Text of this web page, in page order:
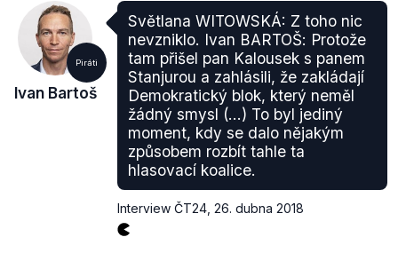
registrovaní uživatelé, tedy pouze orgány veřejné
moci. Demagog.cz do této skupiny nespadá,
nemůžeme proto objektivně zhodnotit pravdivost či
nepravdivost výroku pirátského předsedy.
Piráti
Ivan Bartoš
Světlana WITOWSKÁ: Z toho nic
nevzniklo. Ivan BARTOŠ: Protože
tam přišel pan Kalousek s panem
Stanjurou a zahlásili, že zakládají
Demokratický blok, který neměl
žádný smysl (...) To byl jediný
moment, kdy se dalo nějakým
způsobem rozbít tahle ta
hlasovací koalice.
Interview ČT24 26. dubna 2018